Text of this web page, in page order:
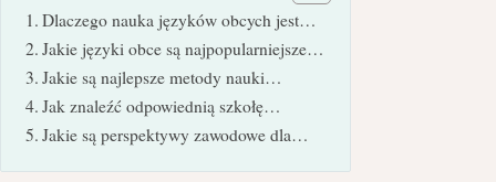
Dlaczego nauka języków obcych jest…
Jakie języki obce są najpopularniejsze…
Jakie są najlepsze metody nauki…
Jak znaleźć odpowiednią szkołę…
Jakie są perspektywy zawodowe dla…